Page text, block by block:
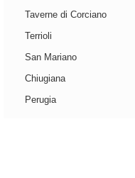
Taverne di Corciano
Terrioli
San Mariano
Chiugiana
Perugia